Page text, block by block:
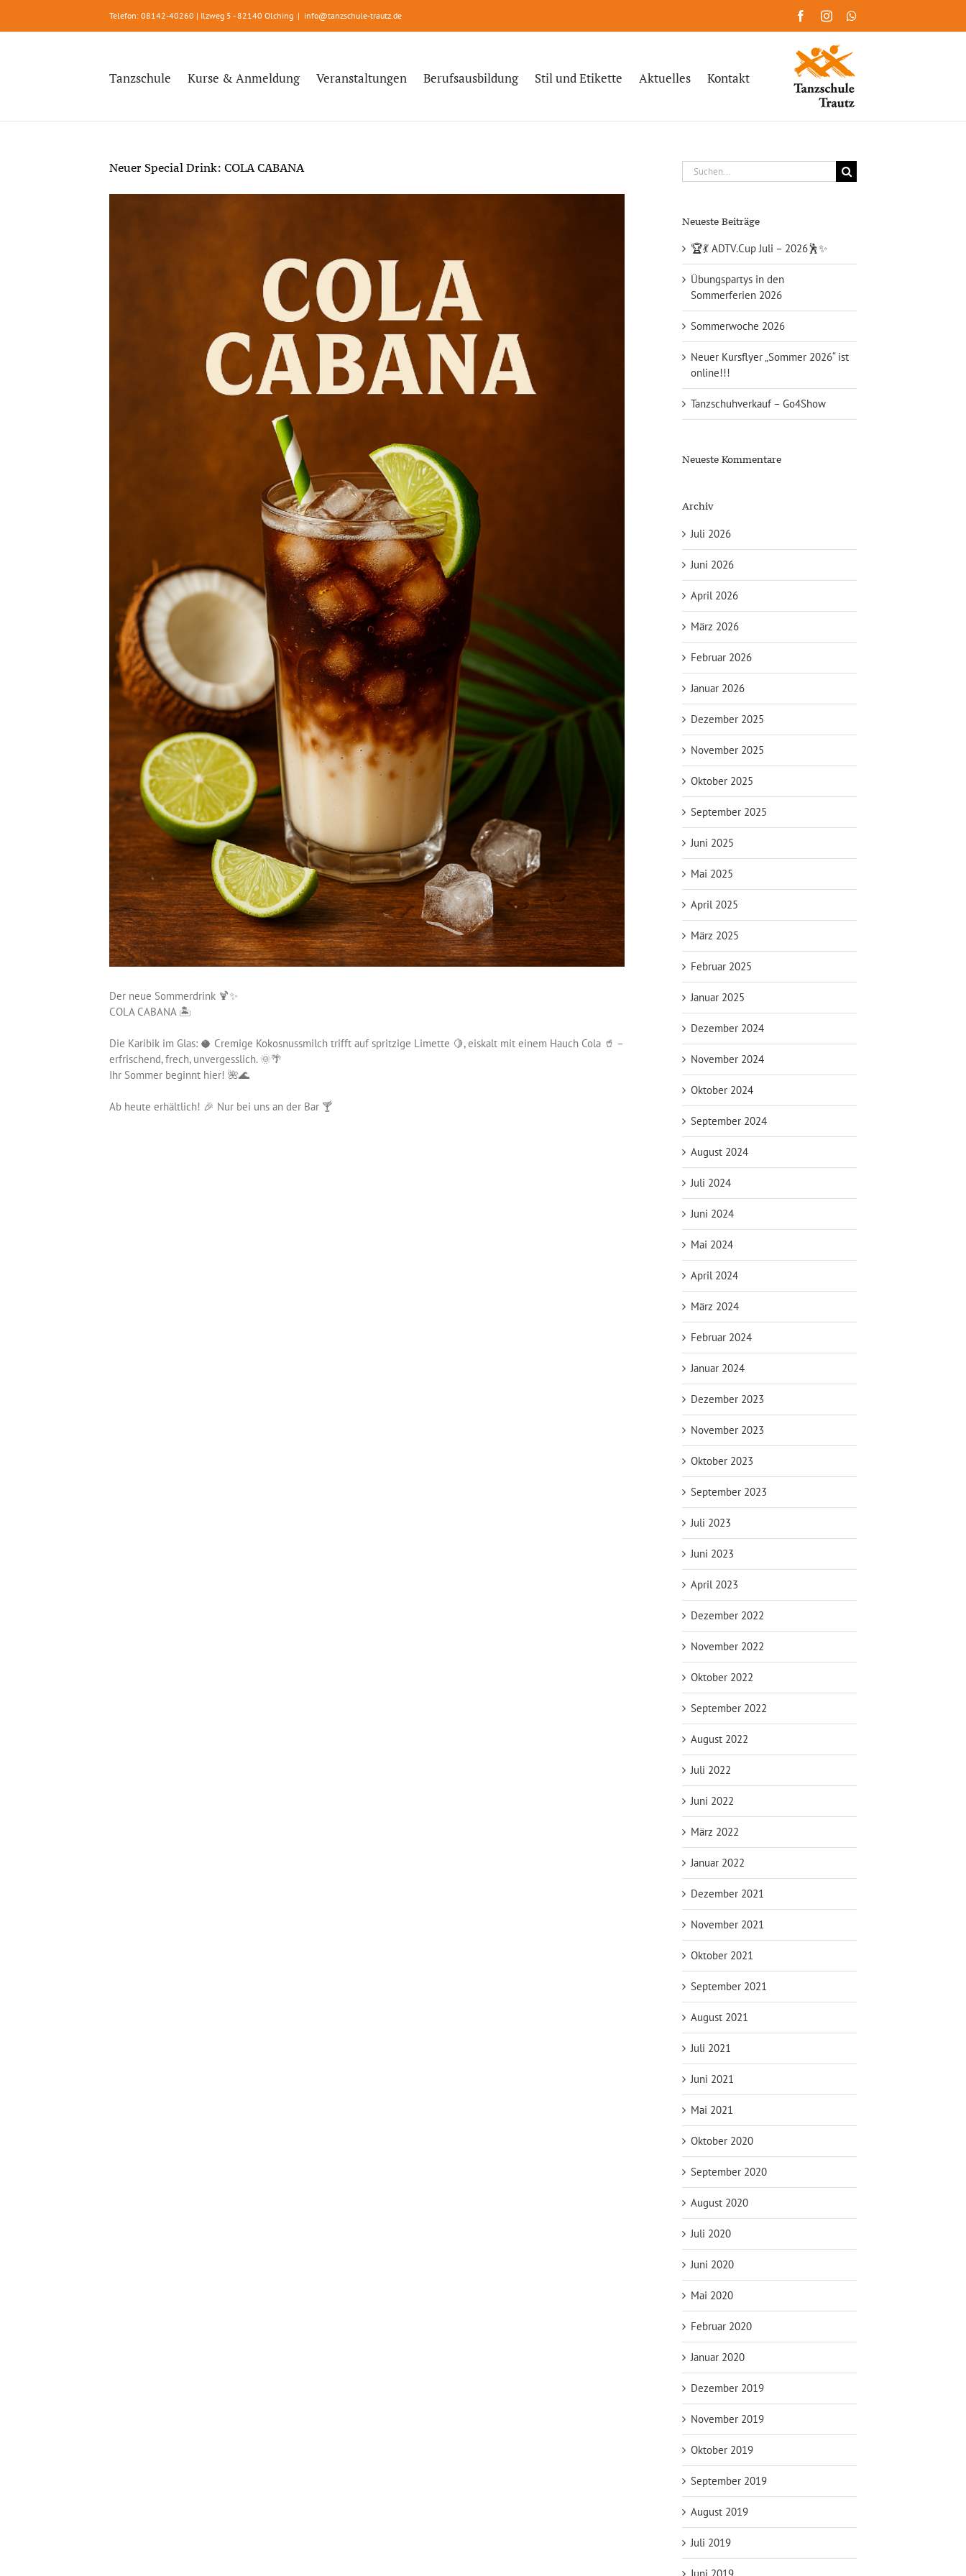
Telefon: 08142-40260 | Ilzweg 5 - 82140 Olching | info@tanzschule-trautz.de FacebookInstagram
Tanzschule Kurse & Anmeldung Veranstaltungen Berufsausbildung Stil und Etikette Aktuelles Kontakt
Neuer Special Drink: COLA CABANA
Der neue Sommerdrink 🍹✨
COLA CABANA 🏝️
Die Karibik im Glas: 🥥 Cremige Kokosnussmilch trifft auf spritzige Limette 🍋, eiskalt mit einem Hauch Cola 🥤 –
erfrischend, frech, unvergesslich. 🌞🌴
Ihr Sommer beginnt hier! 🌺🌊
Ab heute erhältlich! 🎉 Nur bei uns an der Bar 🍸
Suche
nach:
Neueste Beiträge
🏆💃 ADTV.Cup Juli – 2026🕺✨
Übungspartys in den
Sommerferien 2026
Sommerwoche 2026
Neuer Kursflyer „Sommer 2026“ ist
online!!!
Tanzschuhverkauf – Go4Show
Neueste Kommentare
Archiv
Juli 2026
Juni 2026
April 2026
März 2026
Februar 2026
Januar 2026
Dezember 2025
November 2025
Oktober 2025
September 2025
Juni 2025
Mai 2025
April 2025
März 2025
Februar 2025
Januar 2025
Dezember 2024
November 2024
Oktober 2024
September 2024
August 2024
Juli 2024
Juni 2024
Mai 2024
April 2024
März 2024
Februar 2024
Januar 2024
Dezember 2023
November 2023
Oktober 2023
September 2023
Juli 2023
Juni 2023
April 2023
Dezember 2022
November 2022
Oktober 2022
September 2022
August 2022
Juli 2022
Juni 2022
März 2022
Januar 2022
Dezember 2021
November 2021
Oktober 2021
September 2021
August 2021
Juli 2021
Juni 2021
Mai 2021
Oktober 2020
September 2020
August 2020
Juli 2020
Juni 2020
Mai 2020
Februar 2020
Januar 2020
Dezember 2019
November 2019
Oktober 2019
September 2019
August 2019
Juli 2019
Juni 2019